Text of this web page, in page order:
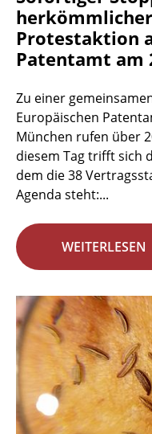
Protestaktion
Patentamt am
Zu einer
Europäischen
München rufen über
diesem Tag trifft sich
dem die 38
Agenda steht:...
WEITERLESEN